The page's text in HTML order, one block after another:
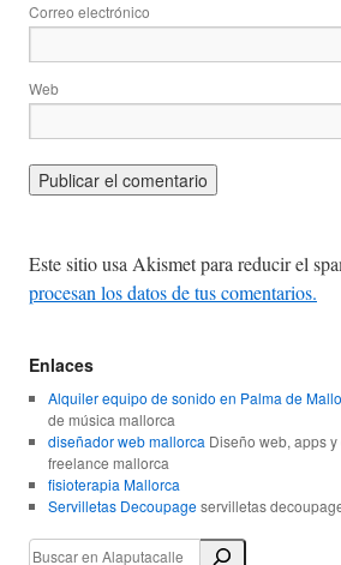
Correo electrónico
Web
Este sitio usa Akismet para reducir el
procesan los datos de tus comentarios.
Enlaces
Alquiler equipo de sonido en Palma de
de música mallorca
diseñador web mallorca Diseño web, apps
freelance mallorca
fisioterapia Mallorca
Servilletas Decoupageservilletas